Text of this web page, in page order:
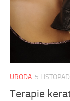
URODA 5
Terapie